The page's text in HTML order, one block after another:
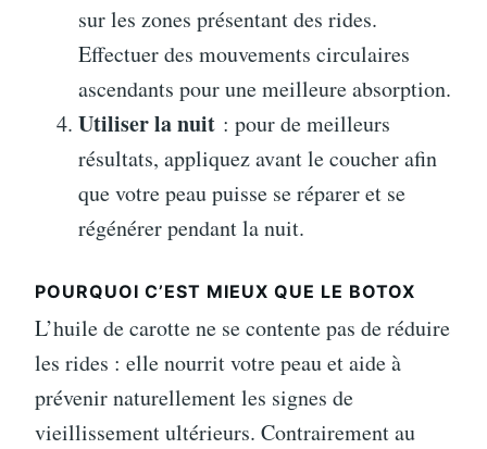
sur les zones présentant des rides.
Effectuer des mouvements circulaires
ascendants pour une meilleure absorption.
Utiliser la nuit : pour de meilleurs
résultats, appliquez avant le coucher afin
que votre peau puisse se réparer et se
régénérer pendant la nuit.
POURQUOI C’EST MIEUX QUE LE BOTOX
L’huile de carotte ne se contente pas de réduire
les rides : elle nourrit votre peau et aide à
prévenir naturellement les signes de
vieillissement ultérieurs. Contrairement au